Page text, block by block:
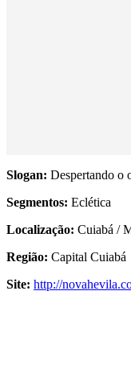
Slogan: Despertando o
Segmentos: Eclética
Localização: Cuiabá /
Região: Capital Cuiabá
Site: http://